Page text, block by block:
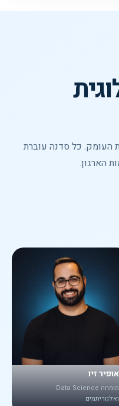
העומק. כל סדנה עוברת
הארגון.
אופיר זיו
מומחה Data Science
ואלגוריתמים